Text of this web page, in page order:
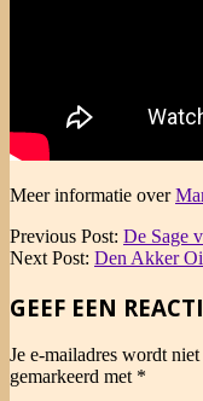
Meer informatie over
2014-
04-
Previous Post: De Sage
Next Post: Den Akker
GEEF EEN
Je e-mailadres wordt
gemarkeerd met *